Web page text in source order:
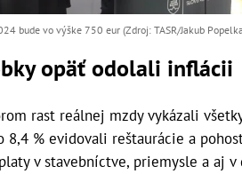
bude vo výške 750 eur (Zdroj: TASR/Jakub
opäť odolali inflácii
rast reálnej mzdy vykázali
8,4 % evidovali reštaurácie a
v stavebníctve, priemysle a aj v